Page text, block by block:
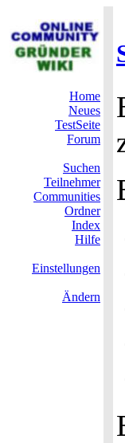
Home
Neues
TestSeite
Forum
Suchen
Teilnehmer
Communities
Ordner
Index
Hilfe
Einstellungen
Ändern